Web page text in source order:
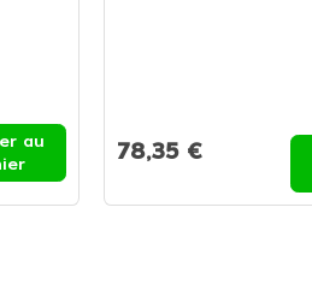
au
78,35 €